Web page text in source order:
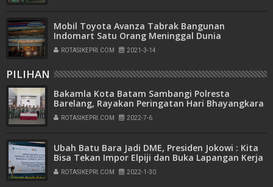
Mobil Toyota Avanza Tabrak Bangunan
Indomart Satu Orang Meninggal Dunia
ROTASIKEPRI.COM 2021-3-14
PILIHAN
Bakamla Kota Batam Sambangi Polresta
Barelang, Rayakan Peringatan Hari Bhayangkara
ke-76
ROTASIKEPRI.COM 2022-7-6
Ubah Batu Bara Jadi DME, Presiden Jokowi : Kita
Bisa Tekan Impor Elpiji dan Buka Lapangan Kerja
ROTASIKEPRI.COM 2022-1-30